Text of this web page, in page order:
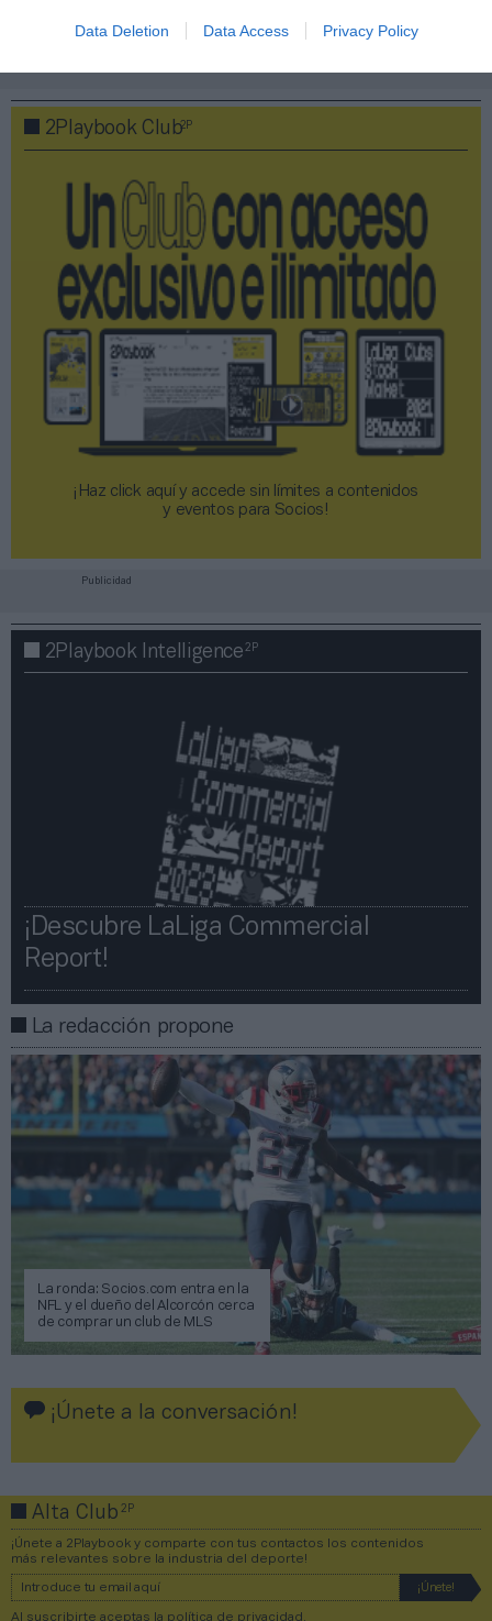
Data Deletion Data Access Privacy Policy
2Playbook Club2P
¡Haz click aquí y accede sin límites a contenidos
y eventos para Socios!​​​​​​​
Publicidad
2Playbook Intelligence2P
¡Descubre LaLiga Commercial
Report!​​
La redacción propone
La ronda: Socios.com entra en la
NFL y el dueño del Alcorcón cerca
de comprar un club de MLS
¡Únete a la conversación!
Alta Club2P
¡Únete a 2Playbook y comparte con tus contactos los contenidos
más relevantes sobre la industria del deporte!
Al suscribirte aceptas la política de privacidad